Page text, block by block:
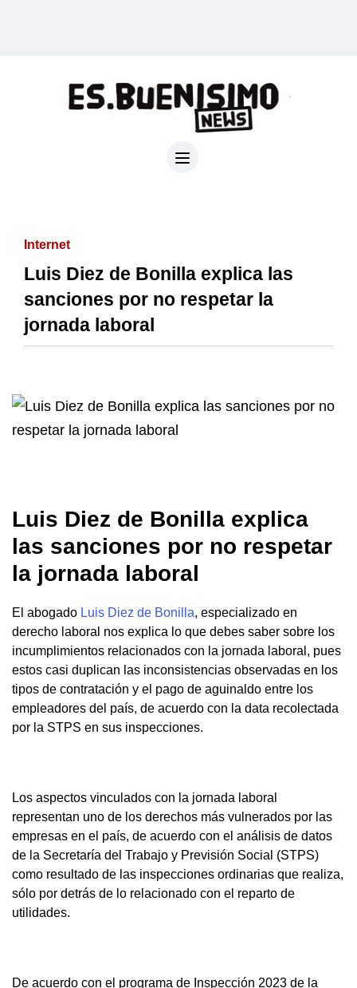
Internet
Luis Diez de Bonilla explica las
sanciones por no respetar la
jornada laboral
Luis Diez de Bonilla explica
las sanciones por no respetar
la jornada laboral
El abogado Luis Diez de Bonilla, especializado en
derecho laboral nos explica lo que debes saber sobre los
incumplimientos relacionados con la jornada laboral, pues
estos casi duplican las inconsistencias observadas en los
tipos de contratación y el pago de aguinaldo entre los
empleadores del país, de acuerdo con la data recolectada
por la STPS en sus inspecciones.
Los aspectos vinculados con la jornada laboral
representan uno de los derechos más vulnerados por las
empresas en el país, de acuerdo con el análisis de datos
de la Secretaría del Trabajo y Previsión Social (STPS)
como resultado de las inspecciones ordinarias que realiza,
sólo por detrás de lo relacionado con el reparto de
utilidades.
De acuerdo con el programa de Inspección 2023 de la